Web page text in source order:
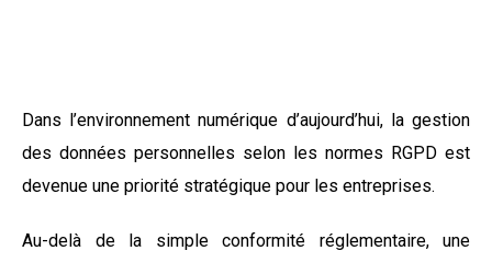
Dans l’environnement numérique d’aujourd’hui, la gestion
des données personnelles selon les normes RGPD est
devenue une priorité stratégique pour les entreprises.
Au-delà de la simple conformité réglementaire, une